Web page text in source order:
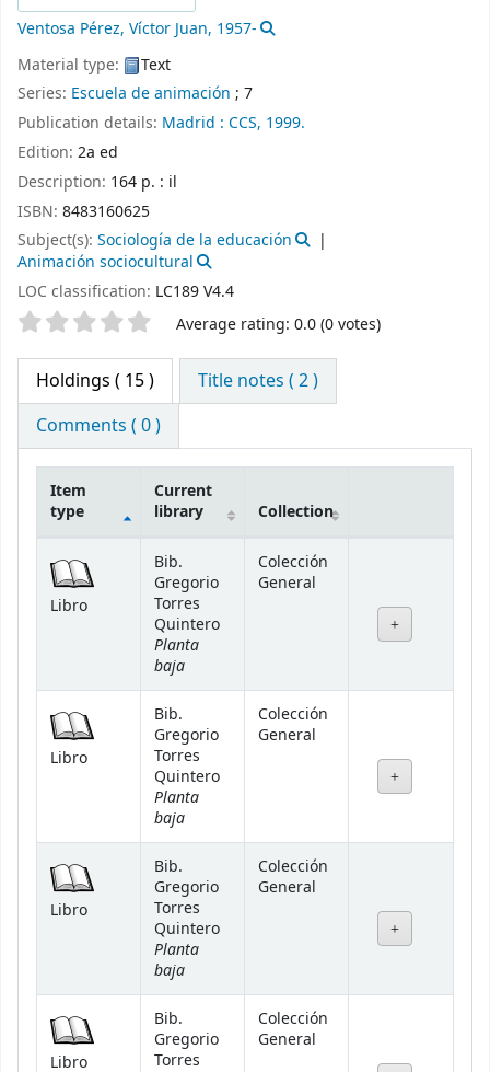
Ventosa Pérez, Víctor Juan, 1957-
Material type:
Text
Series: Escuela de animación ; 7
Publication details: Madrid : CCS, 1999.
Edition: 2a ed
Description: 164 p. : il
ISBN: 8483160625
Subject(s): Sociología de la educación
Animación sociocultural
LOC classification: LC189 V4.4
Star ratings Average rating: 0.0 (0 votes)
Holdings ( 15 )
Title notes ( 2 )
Comments ( 0 )
Item
type
Current
library
Collection
Libro
Bib.
Gregorio
Torres
Quintero
Planta
baja
Colección
General
Libro
Bib.
Gregorio
Torres
Quintero
Planta
baja
Colección
General
Libro
Bib.
Gregorio
Torres
Quintero
Planta
baja
Colección
General
Libro
Bib.
Gregorio
Torres
Colección
General